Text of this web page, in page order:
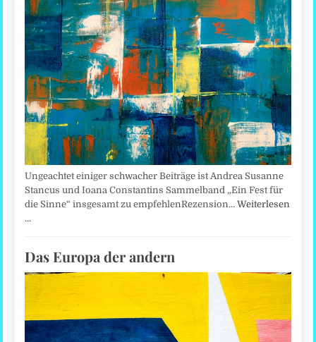
Ungeachtet einiger schwacher Beiträge ist Andrea Susanne
Stancus und Ioana Constantins Sammelband „Ein Fest für
die Sinne“ insgesamt zu empfehlenRezension…Weiterlesen
…
Das Europa der andern